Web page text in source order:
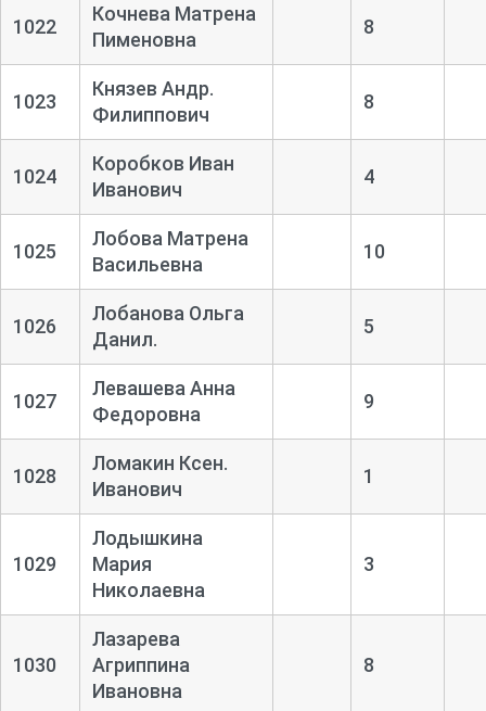
1022
Кочнева Матрена
Пименовна
8
1023
Князев Андр.
Филиппович
8
1024
Коробков Иван
Иванович
4
1025
Лобова Матрена
Васильевна
10
1026
Лобанова Ольга
Данил.
5
1027
Левашева Анна
Федоровна
9
1028
Ломакин Ксен.
Иванович
1
1029
Лодышкина
Мария
Николаевна
3
1030
Лазарева
Агриппина
Ивановна
8